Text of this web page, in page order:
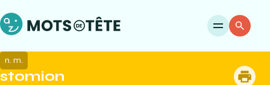
stomion
n. m.